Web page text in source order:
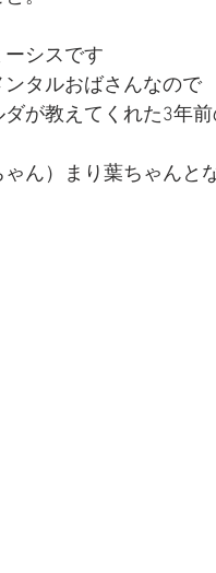
シスです
タルおばさんなので
が教えてくれた3年前
ゃん）まり葉ちゃんと